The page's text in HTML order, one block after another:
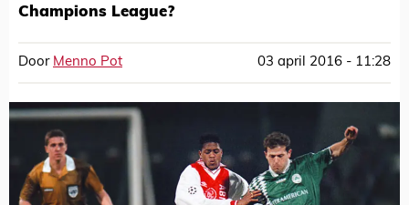
Champions League?
Door Menno Pot 03 april 2016 - 11:28